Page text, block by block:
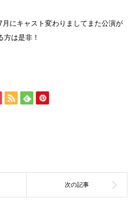
にキャスト変わりましてまた公演が
は是非！